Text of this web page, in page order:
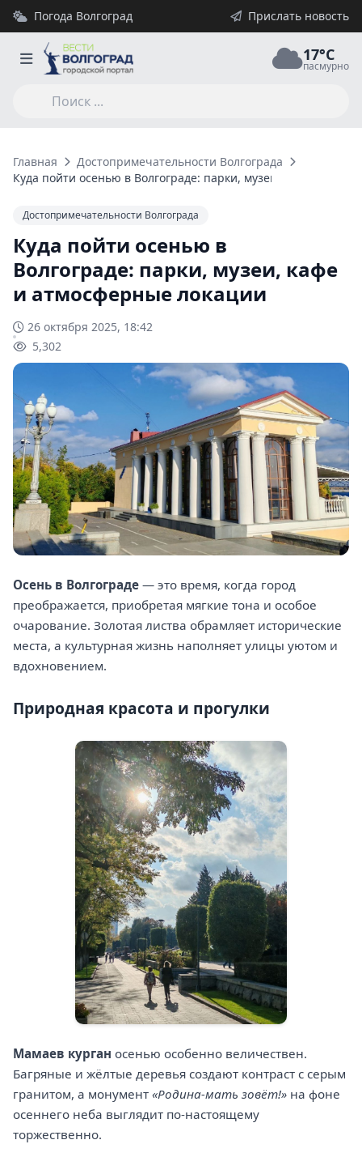
Погода Волгоград Прислать новость
17°C
пасмурно
Главная
Достопримечательности Волгограда
Куда пойти осенью в Волгограде: парки, музеи, кафе и
Достопримечательности Волгограда
Куда пойти осенью в
Волгограде: парки, музеи, кафе
и атмосферные локации
26 октября 2025, 18:42
5,302
Осень в Волгограде — это время, когда город
преображается, приобретая мягкие тона и особое
очарование. Золотая листва обрамляет исторические
места, а культурная жизнь наполняет улицы уютом и
вдохновением.
Природная красота и прогулки
Мамаев курган осенью особенно величествен.
Багряные и жёлтые деревья создают контраст с серым
гранитом, а монумент «Родина-мать зовёт!» на фоне
осеннего неба выглядит по-настоящему
торжественно.